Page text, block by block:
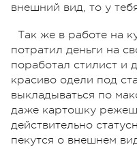
внешний вид, то у
Так же в работе на
потратил деньги на
поработал стилист и
красиво одели под
выкладываться по
даже картошку
действительно
пекутся о внешнем